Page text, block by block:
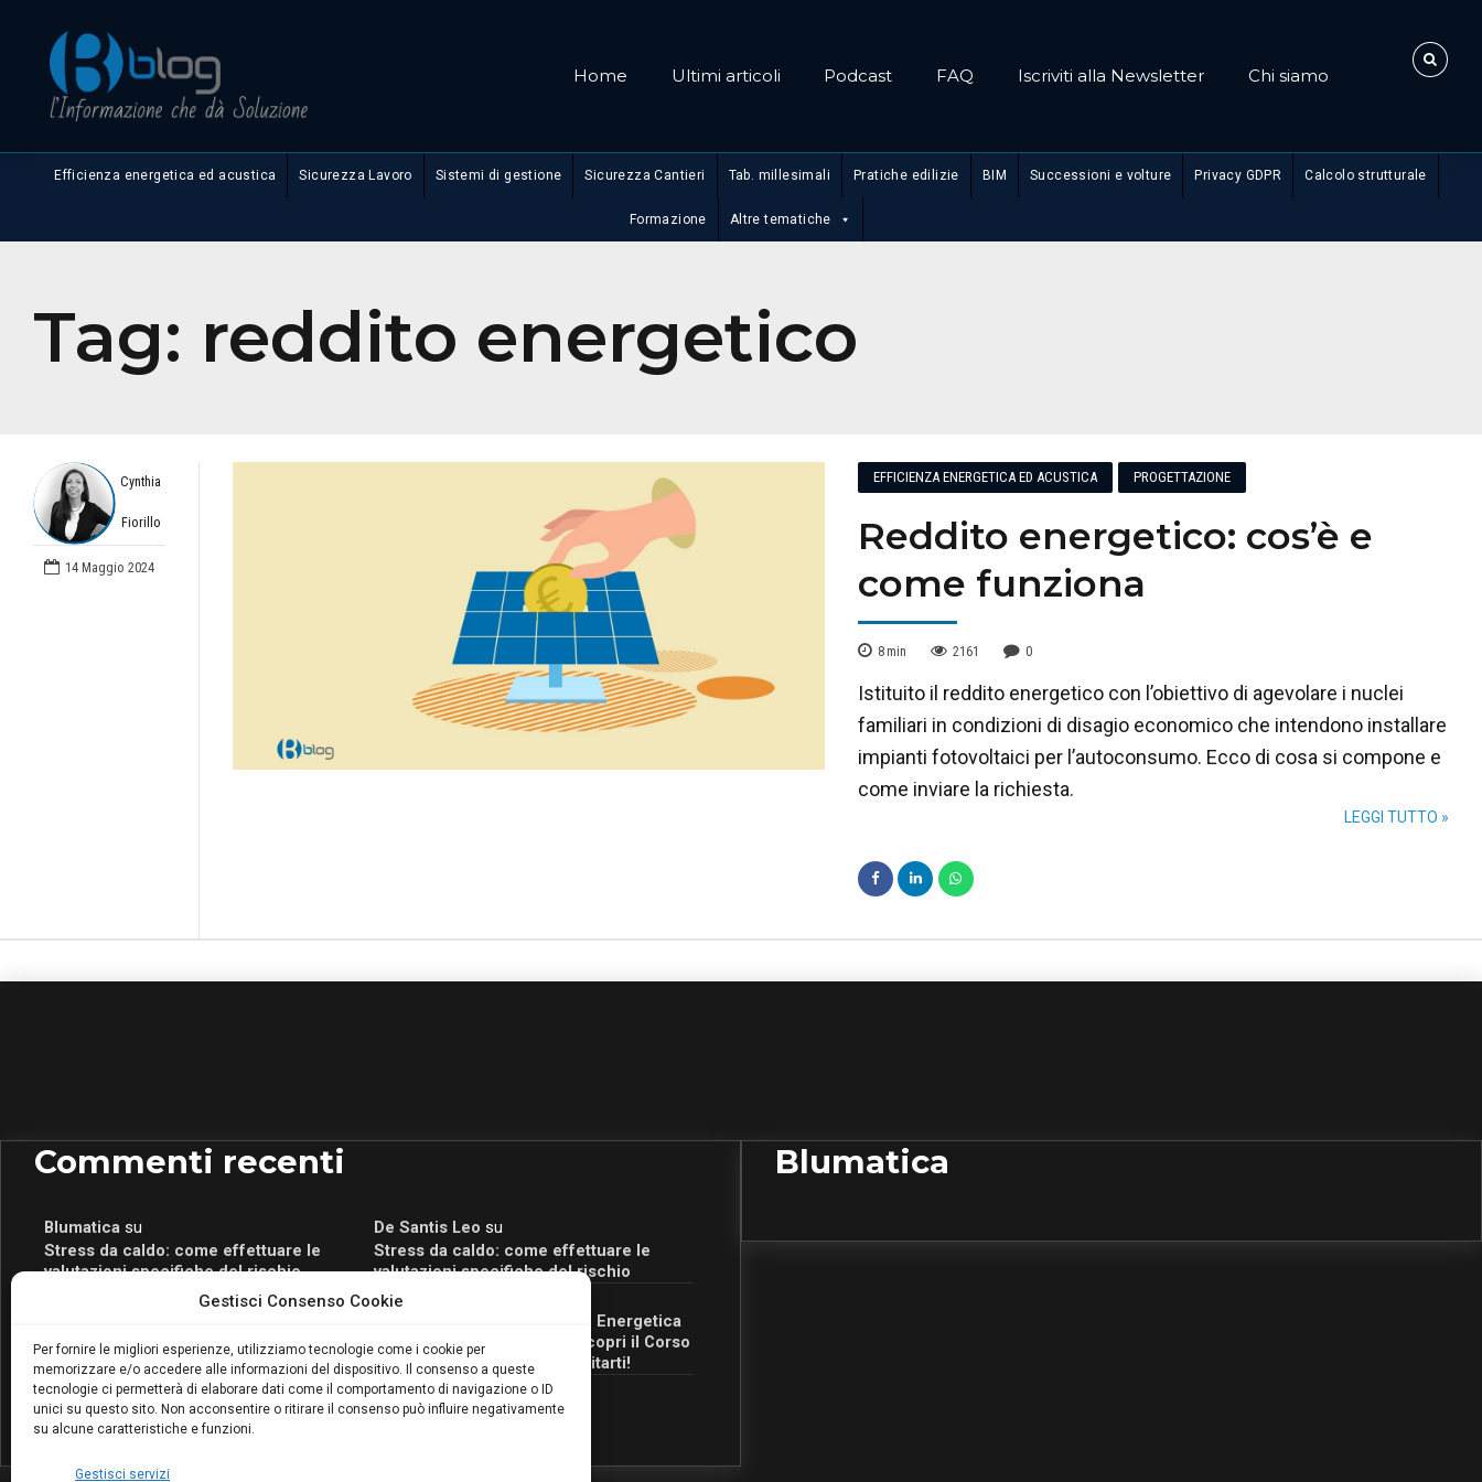
Gestisci Consenso Cookie
Per fornire le migliori esperienze, utilizziamo tecnologie come i cookie per
memorizzare e/o accedere alle informazioni del dispositivo. Il consenso a queste
tecnologie ci permetterà di elaborare dati come il comportamento di navigazione o ID
unici su questo sito. Non acconsentire o ritirare il consenso può influire negativamente
su alcune caratteristiche e funzioni.
Gestisci servizi
Home Ultimi articoli Podcast FAQ Iscriviti alla Newsletter Chi siamo
Efficienza energetica ed acustica Sicurezza Lavoro Sistemi di gestione Sicurezza Cantieri Tab. millesimali Pratiche edilizie BIM Successioni e volture Privacy GDPR Calcolo strutturale
Formazione Altre tematiche
Tag: reddito energetico
Cynthia
Fiorillo
14 Maggio 2024
EFFICIENZA ENERGETICA ED ACUSTICA PROGETTAZIONE
Reddito energetico: cos’è e
come funziona
8 min 2161 0
Istituito il reddito energetico con l’obiettivo di agevolare i nuclei
familiari in condizioni di disagio economico che intendono installare
impianti fotovoltaici per l’autoconsumo. Ecco di cosa si compone e
come inviare la richiesta.
LEGGI TUTTO »
Commenti recenti
Blumaticasu
Stress da caldo: come effettuare le
valutazioni specifiche del rischio
De Santis Leo su
Stress da caldo: come effettuare le
valutazioni specifiche del rischio
attivo anche in Campania: scopri il Corso
Blumatica da 80 Ore per abilitarti!
Romeo Myrtaj
Portale per la Certificazione Energetica
attivo anche in Campania: scopri il Corso
Blumatica da 80 Ore per abilitarti!
Blumaticasu
Coordinatore della Sicurezza: cosa è
richiesto per abilitazione e
Blumatica